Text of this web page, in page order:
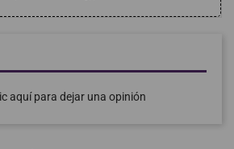
aquí para dejar una opinión